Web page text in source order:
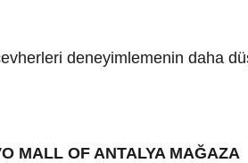
deneyimlemenin daha
MALL OF ANTALYA MAĞAZA